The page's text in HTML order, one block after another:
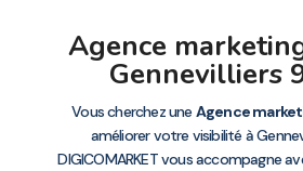
Agence
Gennevilliers
Vous cherchez une Agence
améliorer votre visibilité à
DIGICOMARKET vous accompagne